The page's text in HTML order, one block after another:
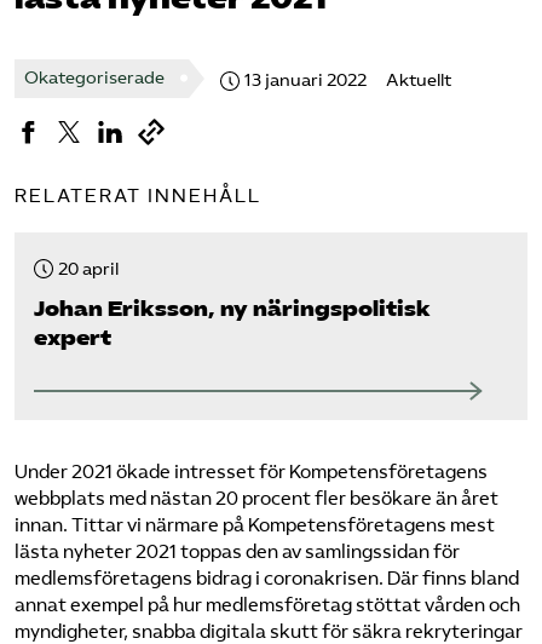
Omsättningsstatistik
Webbutik
Logga in på Arbetsgivarguiden
In english
Okategoriserade 13 januari 2022 Aktuellt
RELATERAT INNEHÅLL
20 april
Johan Eriksson, ny näringspolitisk
expert
Under 2021 ökade intresset för Kompetensföretagens
webbplats med nästan 20 procent fler besökare än året
innan. Tittar vi närmare på Kompetensföretagens mest
lästa nyheter 2021 toppas den av samlingssidan för
medlemsföretagens bidrag i coronakrisen. Där finns bland
annat exempel på hur medlemsföretag stöttat vården och
myndigheter, snabba digitala skutt för säkra rekryteringar